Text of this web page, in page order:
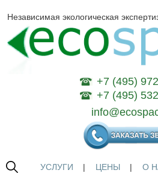
Независимая экологическая
+7 (495)
+7 (495)
УСЛУГИ | ЦЕНЫ | О